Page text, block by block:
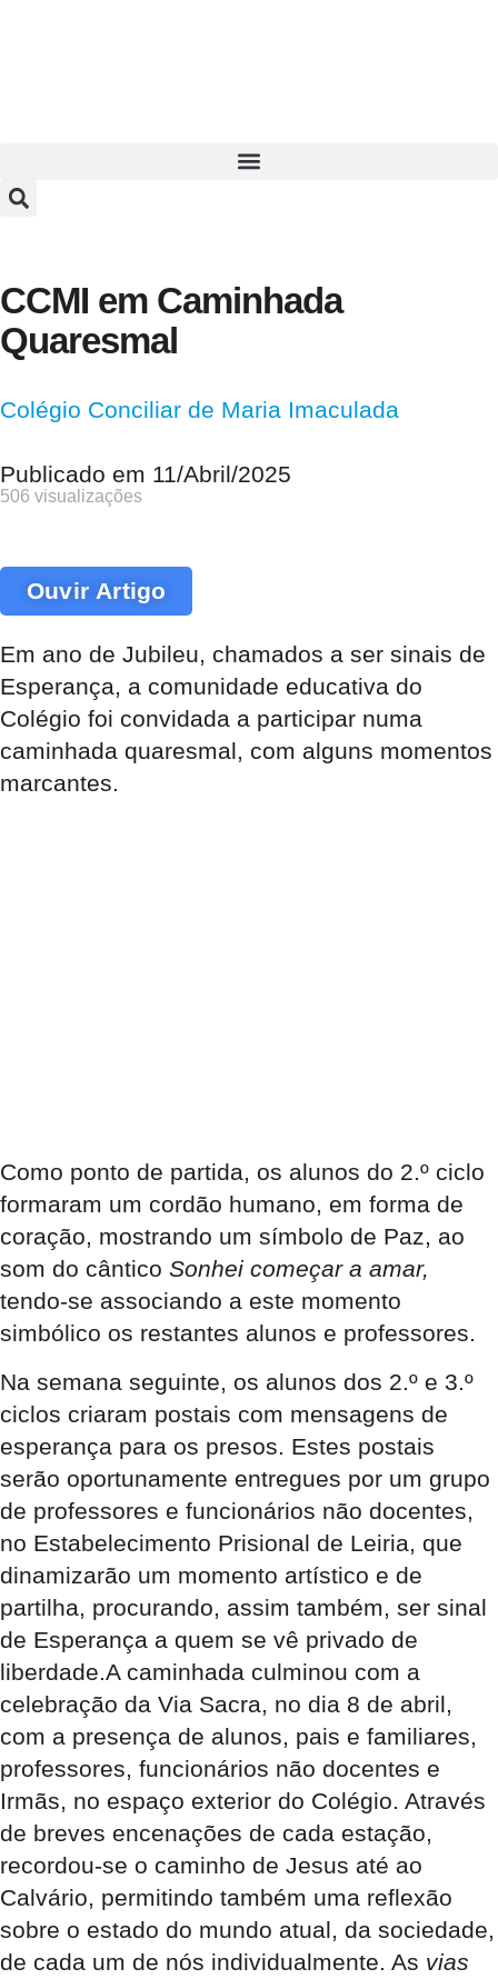
CCMI em Caminhada
Quaresmal
Colégio Conciliar de Maria Imaculada
Publicado em 11/Abril/2025
506 visualizações
Ouvir Artigo
Em ano de Jubileu, chamados a ser sinais de
Esperança, a comunidade educativa do
Colégio foi convidada a participar numa
caminhada quaresmal, com alguns momentos
marcantes.
Como ponto de partida, os alunos do 2.º ciclo
formaram um cordão humano, em forma de
coração, mostrando um símbolo de Paz, ao
som do cântico Sonhei começar a amar,
tendo-se associando a este momento
simbólico os restantes alunos e professores.
Na semana seguinte, os alunos dos 2.º e 3.º
ciclos criaram postais com mensagens de
esperança para os presos. Estes postais
serão oportunamente entregues por um grupo
de professores e funcionários não docentes,
no Estabelecimento Prisional de Leiria, que
dinamizarão um momento artístico e de
partilha, procurando, assim também, ser sinal
de Esperança a quem se vê privado de
liberdade.A caminhada culminou com a
celebração da Via Sacra, no dia 8 de abril,
com a presença de alunos, pais e familiares,
professores, funcionários não docentes e
Irmãs, no espaço exterior do Colégio. Através
de breves encenações de cada estação,
recordou-se o caminho de Jesus até ao
Calvário, permitindo também uma reflexão
sobre o estado do mundo atual, da sociedade,
de cada um de nós individualmente. As vias